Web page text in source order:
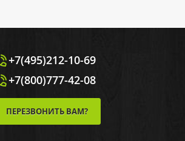
+7(495)212-10-69
+7(800)777-42-08
ПЕРЕЗВОНИТЬ ВАМ?